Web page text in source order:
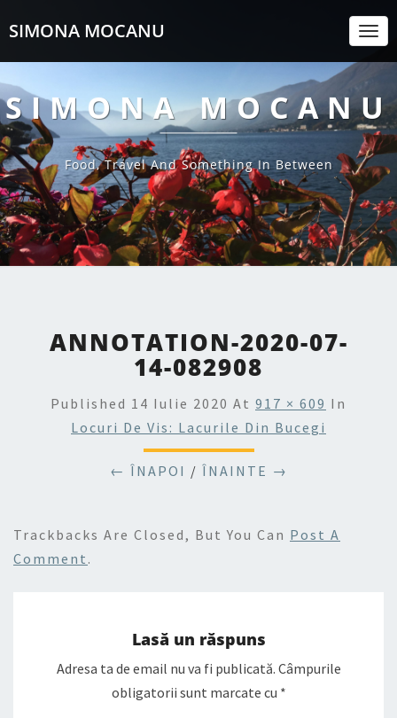
SIMONA MOCANU
SIMONA MOCANU
Food, Travel And Something In Between
ANNOTATION-2020-07-
14-082908
Published 14 Iulie 2020 At 917 × 609 In
Locuri De Vis: Lacurile Din Bucegi
← ÎNAPOI / ÎNAINTE →
Trackbacks Are Closed, But You Can Post A
Comment .
Lasă un răspuns
Adresa ta de email nu va fi publicată. Câmpurile
obligatorii sunt marcate cu *